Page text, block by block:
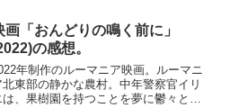
・ゲサンと非識字者のユ・ヘジンの対
的な二人の関係を持ち込...
画「おんどりの鳴く前に」
の感想。
年制作のルーマニア映画。ルーマニ
北東部の静かな農村。中年警察官イリ
は、果樹園を持つことを夢に鬱々とし